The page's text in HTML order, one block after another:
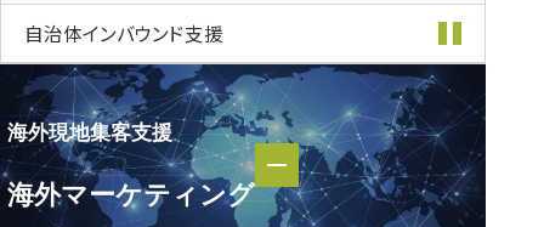
自治体インバウンド支援
海外現地集客支援
海外マーケティング
海外現地集客支援
海外マーケティング